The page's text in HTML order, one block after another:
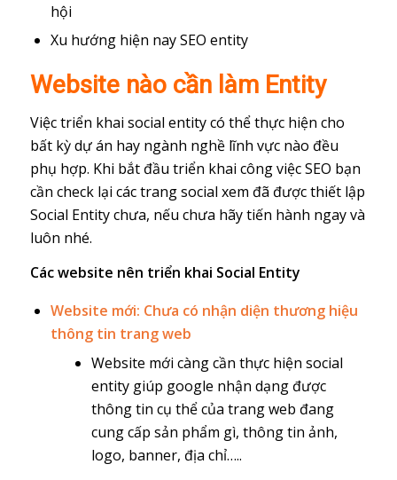
hội
Xu hướng hiện nay SEO entity
Website nào cần làm Entity
Việc triển khai social entity có thể thực hiện cho
bất kỳ dự án hay ngành nghề lĩnh vực nào đều
phụ hợp. Khi bắt đầu triển khai công việc SEO bạn
cần check lại các trang social xem đã được thiết lập
Social Entity chưa, nếu chưa hãy tiến hành ngay và
luôn nhé.
Các website nên triển khai Social Entity
Website mới: Chưa có nhận diện thương hiệu
thông tin trang web
Website mới càng cần thực hiện social
entity giúp google nhận dạng được
thông tin cụ thể của trang web đang
cung cấp sản phẩm gì, thông tin ảnh,
logo, banner, địa chỉ…..